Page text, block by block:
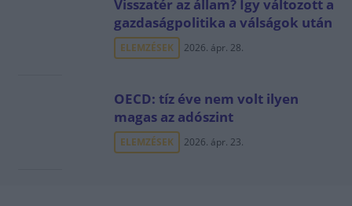
Visszatér az állam? Így változott a
gazdaságpolitika a válságok után
ELEMZÉSEK 2026. ápr. 28.
OECD: tíz éve nem volt ilyen
magas az adószint
ELEMZÉSEK 2026. ápr. 23.